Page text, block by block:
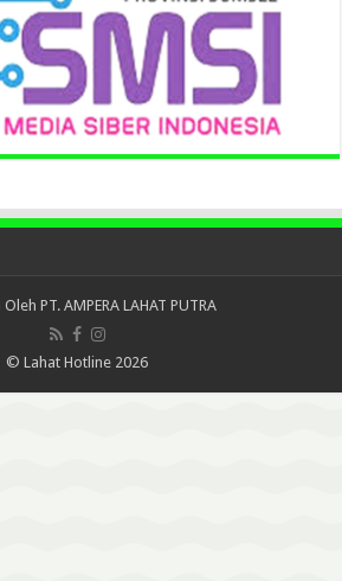
Oleh PT. AMPERA LAHAT PUTRA
© Lahat Hotline 2026